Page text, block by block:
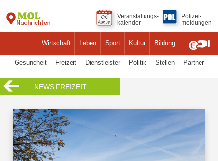
Wirtschaft Leben Sport Kultur Bildung
Veranstaltungs-
kalender
Polizei-
meldungen
Gesundheit Freizeit Dienstleister Politik Stellen Partner
NEWS FREIZEIT